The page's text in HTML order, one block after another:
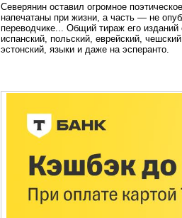
Северянин оставил огромное
напечатаны при жизни, а часть — не
переводчике... Общий тираж его изданий
испанский, польский, еврейский,
эстонский, языки и даже на эсперанто.